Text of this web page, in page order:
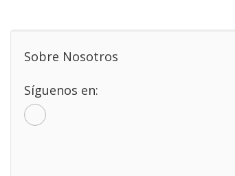
Sobre Nosotros
Síguenos en: